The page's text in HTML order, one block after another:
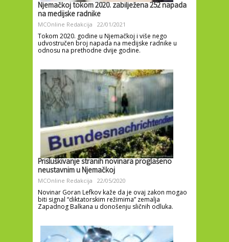
Njemačkoj tokom 2020. zabilježena 252 napada
na medijske radnike
MCOnline Redakcija 22/01/2021
Tokom 2020. godine u Njemačkoj i više nego
udvostručen broj napada na medijske radnike u
odnosu na prethodne dvije godine.
Prisluškivanje stranih novinara proglašeno
neustavnim u Njemačkoj
MCOnline Redakcija 22/05/2020
Novinar Goran Lefkov kaže da je ovaj zakon mogao
biti signal “diktatorskim režimima” zemalja
Zapadnog Balkana u donošenju sličnih odluka.